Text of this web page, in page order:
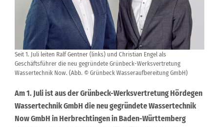
Seit 1. Juli leiten Ralf Gentner (links) und Christian Engel als
Geschäftsführer die neu gegründete Grünbeck-Werksvertretung
Wassertechnik Now. (Abb. © Grünbeck Wasseraufbereitung GmbH)
Am 1. Juli ist aus der Grünbeck-Werksvertretung Hördegen
Wassertechnik GmbH die neu gegründete Wassertechnik
Now GmbH in Herbrechtingen in Baden-Württemberg